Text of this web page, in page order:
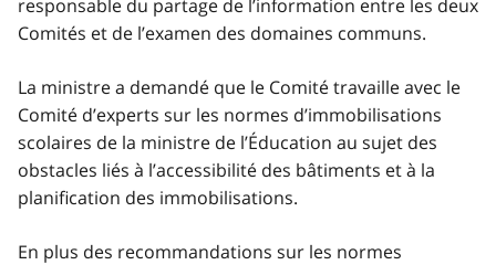
responsable du partage de l’information entre les deux
Comités et de l’examen des domaines communs.
La ministre a demandé que le Comité travaille avec le
Comité d’experts sur les normes d’immobilisations
scolaires de la ministre de l’Éducation au sujet des
obstacles liés à l’accessibilité des bâtiments et à la
planification des immobilisations.
En plus des recommandations sur les normes